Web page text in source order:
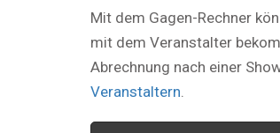
Mit dem Gagen-Rechner
mit dem Veranstalter
Abrechnung nach einer
Veranstaltern.